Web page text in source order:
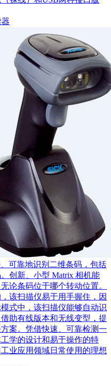
可靠地识别二维条码，包括
。创新、小型 Matrix 相机能
条码位于哪个转动位置。
该扫描仪易于用手握住，因
式中，该扫描仪能够自动识
助有线版本和无线变型，提
。凭借快速、可靠检测一
工学的设计和易于操作的特
非工业应用领域日常使用的理想